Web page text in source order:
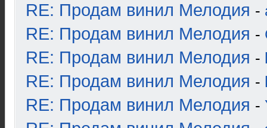
RE: Продам винил Мелодия -
RE: Продам винил Мелодия -
RE: Продам винил Мелодия -
RE: Продам винил Мелодия -
RE: Продам винил Мелодия -